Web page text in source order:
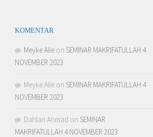
KOMENTAR
Meyke Alie on SEMINAR MAKRIFATULLAH 4
NOVEMBER 2023
Meyke Alie on SEMINAR MAKRIFATULLAH 4
NOVEMBER 2023
Dahlan Ahmad on SEMINAR
MAKRIFATULLAH 4 NOVEMBER 2023